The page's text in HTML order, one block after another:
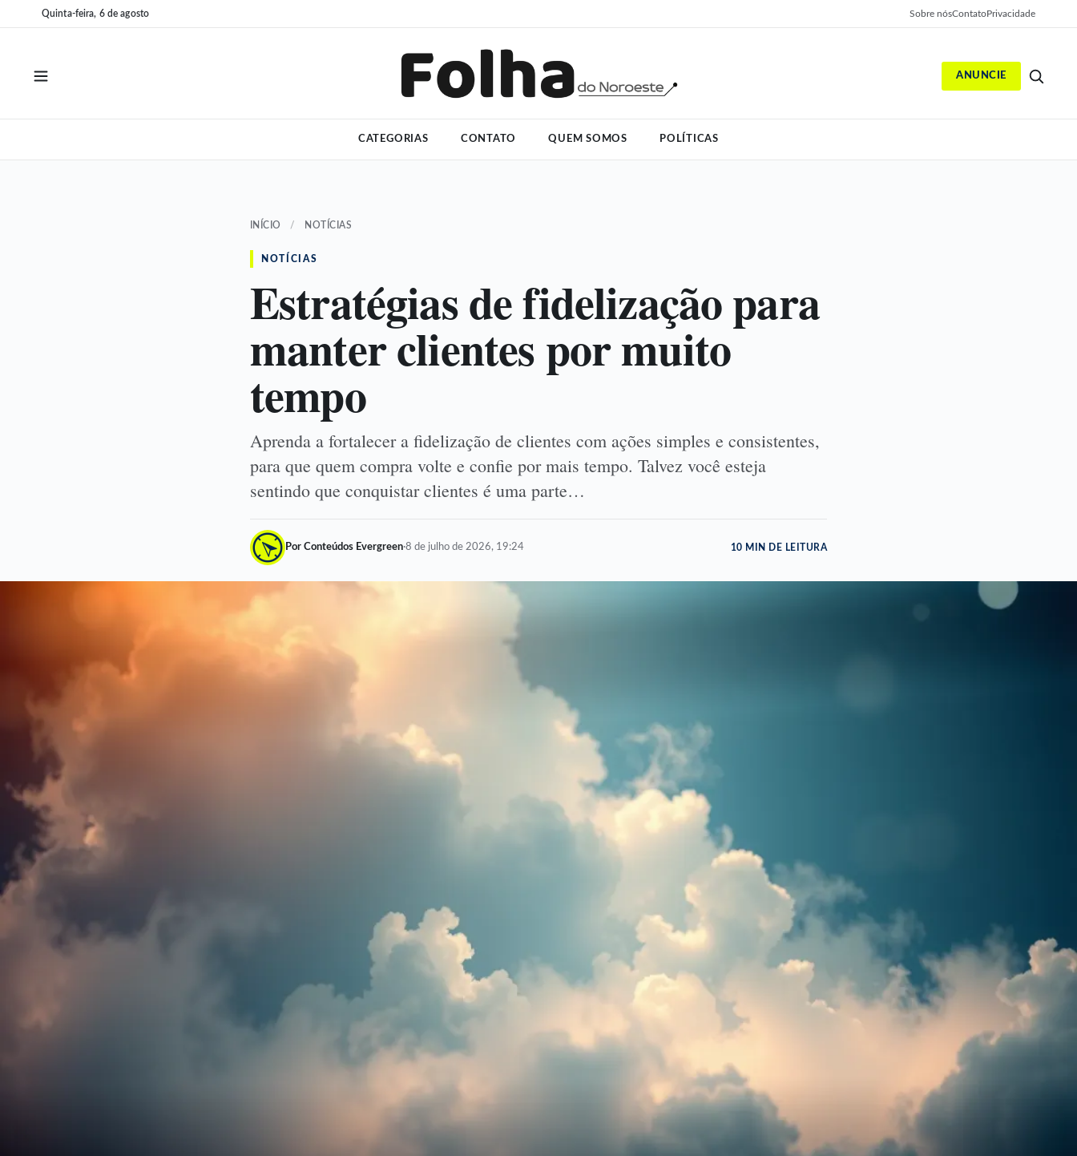
para
para
Quinta-feira, 6 de agosto Sobre nósContatoPrivacidade
ANUNCIE
CATEGORIAS CONTATO QUEM SOMOS POLÍTICAS
INÍCIO / NOTÍCIAS
NOTÍCIAS
Estratégias de fidelização para
manter clientes por muito
tempo
Aprenda a fortalecer a fidelização de clientes com ações simples e consistentes,
para que quem compra volte e confie por mais tempo. Talvez você esteja
sentindo que conquistar clientes é uma parte…
Por Conteúdos Evergreen·8 de julho de 2026, 19:24 10 MIN DE LEITURA